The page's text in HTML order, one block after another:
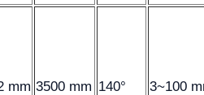
mm 3500 mm 140° 3~100